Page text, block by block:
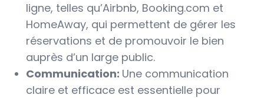
ligne, telles qu’Airbnb, Booking.com et
HomeAway, qui permettent de gérer les
réservations et de promouvoir le bien
auprès d’un large public.
Communication: Une communication
claire et efficace est essentielle pour